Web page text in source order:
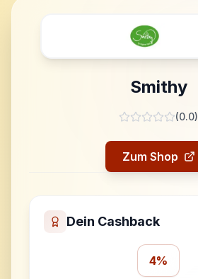
Smithy
(0.0)
Zum Shop
Dein Cashback
4%